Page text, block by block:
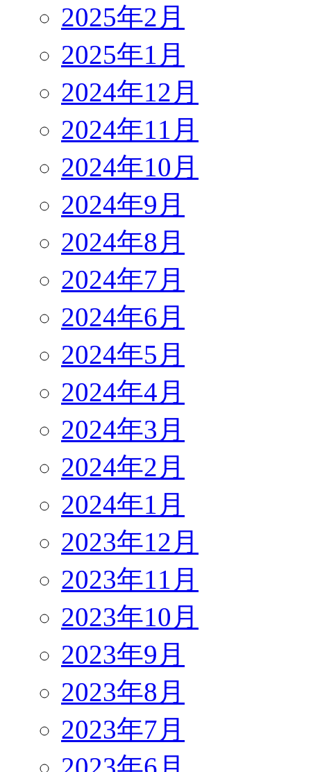
2025年2月
2025年1月
2024年12月
2024年11月
2024年10月
2024年9月
2024年8月
2024年7月
2024年6月
2024年5月
2024年4月
2024年3月
2024年2月
2024年1月
2023年12月
2023年11月
2023年10月
2023年9月
2023年8月
2023年7月